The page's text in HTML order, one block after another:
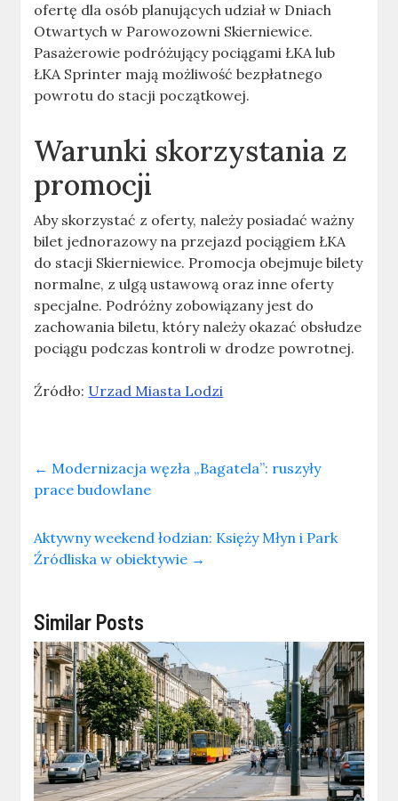
ofertę dla osób planujących udział w Dniach
Otwartych w Parowozowni Skierniewice.
Pasażerowie podróżujący pociągami ŁKA lub
ŁKA Sprinter mają możliwość bezpłatnego
powrotu do stacji początkowej.
Warunki skorzystania z
promocji
Aby skorzystać z oferty, należy posiadać ważny
bilet jednorazowy na przejazd pociągiem ŁKA
do stacji Skierniewice. Promocja obejmuje bilety
normalne, z ulgą ustawową oraz inne oferty
specjalne. Podróżny zobowiązany jest do
zachowania biletu, który należy okazać obsłudze
pociągu podczas kontroli w drodze powrotnej.
Źródło: Urzad Miasta Lodzi
← Modernizacja węzła „Bagatela”: ruszyły
prace budowlane
Aktywny weekend łodzian: Księży Młyn i Park
Źródliska w obiektywie →
Similar Posts